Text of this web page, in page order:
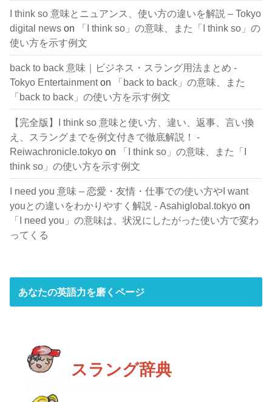
I think so 意味とニュアンス、使い方の違いを解説 – Tokyo
digital news on
「I think so」の意味、また「I think so」の
使い方を示す例文
back to back 意味｜ビジネス・スラング用法まとめ -
Tokyo Entertainmenton
「back to back」の意味、また
「back to back」の使い方を示す例文
【完全版】I think so 意味と使い方、違い、返事、言い換
え、スラングまでを例文付きで徹底解説！ -
Reiwachronicle.tokyo on
「I think so」の意味、また「I
think so」の使い方を示す例文
I need you 意味 – 恋愛・友情・仕事での使い方やI want
youとの違いをわかりやすく解説 - Asahiglobal.tokyo on
「I need you」の意味は、状況にしたがった使い方で変わ
ってくる
あなたの英語力を磨くページ
スラング辞典